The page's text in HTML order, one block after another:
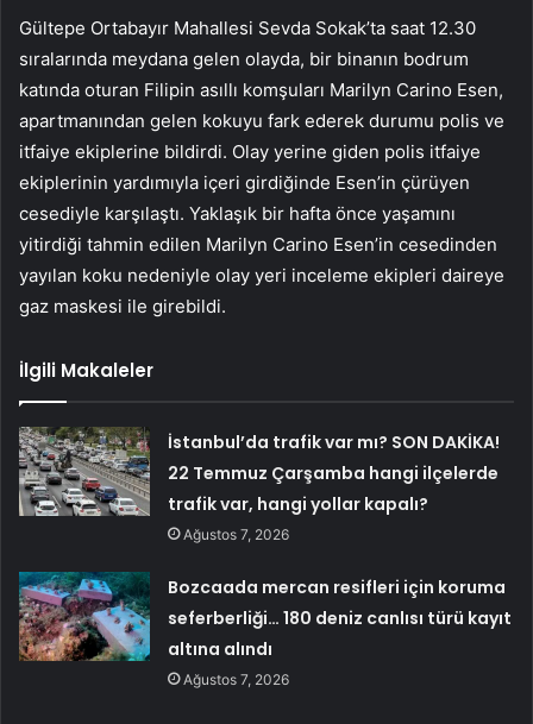
Gültepe Ortabayır Mahallesi Sevda Sokak’ta saat 12.30
sıralarında meydana gelen olayda, bir binanın bodrum
katında oturan Filipin asıllı komşuları Marilyn Carino Esen,
apartmanından gelen kokuyu fark ederek durumu polis ve
itfaiye ekiplerine bildirdi. Olay yerine giden polis itfaiye
ekiplerinin yardımıyla içeri girdiğinde Esen’in çürüyen
cesediyle karşılaştı. Yaklaşık bir hafta önce yaşamını
yitirdiği tahmin edilen Marilyn Carino Esen’in cesedinden
yayılan koku nedeniyle olay yeri inceleme ekipleri daireye
gaz maskesi ile girebildi.
İlgili Makaleler
İstanbul’da trafik var mı? SON DAKİKA!
22 Temmuz Çarşamba hangi ilçelerde
trafik var, hangi yollar kapalı?
Ağustos 7, 2026
Bozcaada mercan resifleri için koruma
seferberliği… 180 deniz canlısı türü kayıt
altına alındı
Ağustos 7, 2026